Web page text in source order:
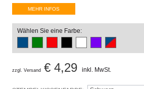
MEHR INFOS
Wählen Sie eine Farbe:
zzgl. Versand € 4,29 inkl. MwSt.